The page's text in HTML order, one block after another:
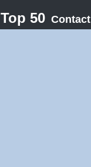
Top 50 Contact